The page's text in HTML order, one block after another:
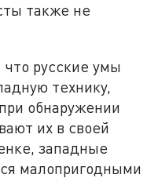
также не
что русские умы
технику,
обнаружении
их в своей
западные
малопригодными